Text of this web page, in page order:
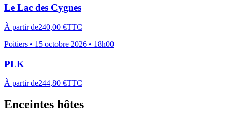
Le Lac des Cygnes
À partir de240,00 €TTC
Poitiers • 15 octobre 2026 • 18h00
PLK
À partir de244,80 €TTC
Enceintes hôtes